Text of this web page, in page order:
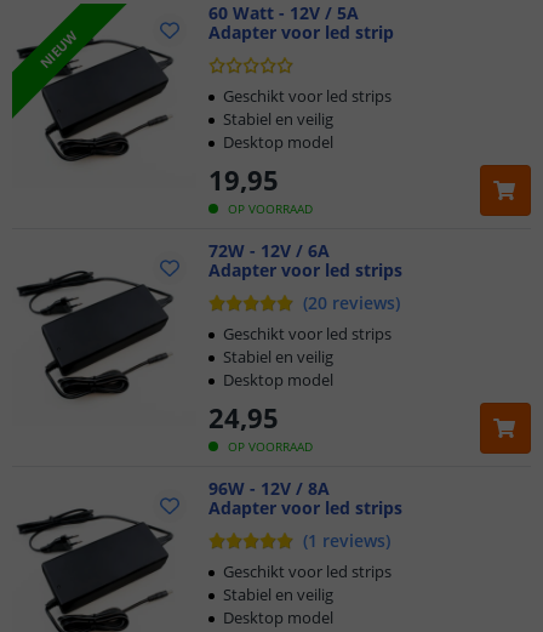
NIEUW
60 Watt - 12V / 5A
Adapter voor led strip
OP VOORRAAD
19,95
Geschikt voor led strips
Stabiel en veilig
Desktop model
72W - 12V / 6A
Adapter voor led strips
(20 reviews)
OP VOORRAAD
24,95
Geschikt voor led strips
Stabiel en veilig
Desktop model
96W - 12V / 8A
Adapter voor led strips
(1 reviews)
Geschikt voor led strips
Stabiel en veilig
Desktop model